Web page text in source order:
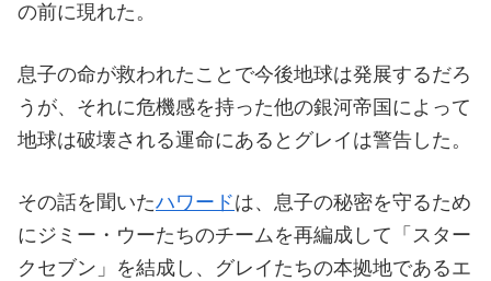
の前に現れた。
息子の命が救われたことで今後地球は発展するだろ
うが、それに危機感を持った他の銀河帝国によって
地球は破壊される運命にあるとグレイは警告した。
その話を聞いたハワードは、息子の秘密を守るため
にジミー・ウーたちのチームを再編成して「スター
クセブン」を結成し、グレイたちの本拠地であるエ